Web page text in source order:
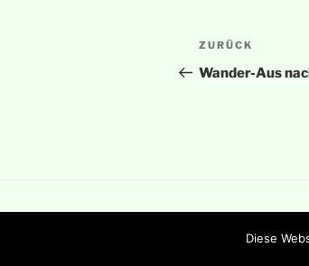
Vorheriger
Beitrag
ZURÜCK
Wander-Aus
Diese